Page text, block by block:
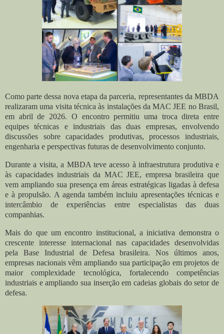
Como parte dessa nova etapa da parceria, representantes da MBDA
realizaram uma visita técnica às instalações da MAC JEE no Brasil,
em abril de 2026. O encontro permitiu uma troca direta entre
equipes técnicas e industriais das duas empresas, envolvendo
discussões sobre capacidades produtivas, processos industriais,
engenharia e perspectivas futuras de desenvolvimento conjunto.
Durante a visita, a MBDA teve acesso à infraestrutura produtiva e
às capacidades industriais da MAC JEE, empresa brasileira que
vem ampliando sua presença em áreas estratégicas ligadas à defesa
e à propulsão. A agenda também incluiu apresentações técnicas e
intercâmbio de experiências entre especialistas das duas
companhias.
Mais do que um encontro institucional, a iniciativa demonstra o
crescente interesse internacional nas capacidades desenvolvidas
pela Base Industrial de Defesa brasileira. Nos últimos anos,
empresas nacionais vêm ampliando sua participação em projetos de
maior complexidade tecnológica, fortalecendo competências
industriais e ampliando sua inserção em cadeias globais do setor de
defesa.